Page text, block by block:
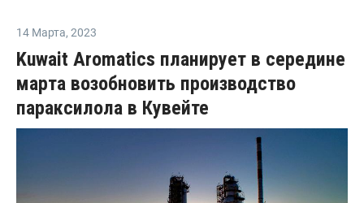
14 Марта, 2023
Kuwait Aromatics планирует в середине
марта возобновить производство
параксилола в Кувейте